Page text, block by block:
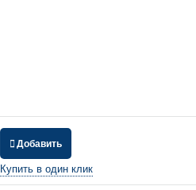
Добавить
Купить в один клик